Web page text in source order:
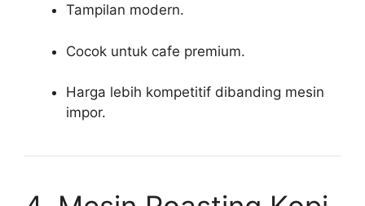
Tampilan modern.
Cocok untuk cafe premium.
Harga lebih kompetitif dibanding mesin
impor.